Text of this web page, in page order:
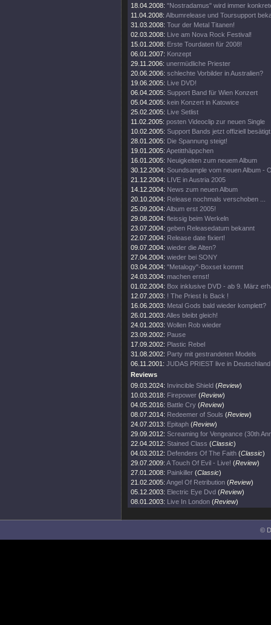
18.04.2008: "Nostradamus" wird immer
11.04.2008: Albumrelease und Toursupport
31.03.2008: Tour der Metal Titanen!
02.03.2008: Live am Nova Rock Festival!
15.01.2008: Erste Tourdaten für 2008!
06.01.2007: Konzept
29.11.2006: unermüdliche Priester
20.06.2006: schlechte Vorbilder in Australien?
19.06.2005: Live DVD!
06.04.2005: Support Band für Wien Konzert
05.04.2005: kein Konzert in Katowice
25.02.2005: Live Setlist
11.02.2005: posten Videoclip zur neuen Single
10.02.2005: Support Bands jetzt offiziell besätigt
28.01.2005: Die Spannung steigt!
19.01.2005: Apetitthäppchen
16.01.2005: Neuigkeiten zum neuem Album
30.12.2004: Soundsample vom neuen Album -
21.12.2004: LIVE in Austria 2005
14.12.2004: News zum neuen Album
20.10.2004: Release nochmals verschoben ...
25.09.2004: Album erst 2005!
29.08.2004: fleissig beim Werkeln
23.07.2004: geben Releasedatum bekannt
22.07.2004: Release date fixiert!
09.07.2004: wieder die Alten?
27.04.2004: wieder bei SONY
03.04.2004: "Metalogy"-Boxset kommt
24.03.2004: machen ernst!
01.02.2004: Box inklusive DVD - ab 9. März
12.07.2003: ! The Priest Is Back !
16.06.2003: Metal Gods bald wieder komplett?
26.01.2003: Alles bleibt gleich!
24.01.2003: Wollen Rob wieder
23.09.2002: Pause
17.09.2002: Plastic Rebel
31.08.2002: Party mit gestrandeten Models
06.11.2001: JUDAS PRIEST live in Deutschland
Reviews
09.03.2024: Invincible Shield (Review)
10.03.2018: Firepower (Review)
04.05.2016: Battle Cry (Review)
08.07.2014: Redeemer of Souls (Review)
24.07.2013: Epitaph (Review)
29.09.2012: Screaming for Vengeance (30th
22.04.2012: Stained Class (Classic)
04.03.2012: Defenders Of The Faith (Classic)
29.07.2009: A Touch Of Evil - Live! (Review)
27.01.2008: Painkiller (Classic)
21.02.2005: Angel Of Retribution (Review)
05.12.2003: Electric Eye Dvd (Review)
08.01.2003: Live In London (Review)
©